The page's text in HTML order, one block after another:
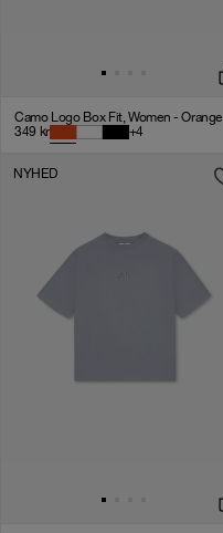
Camo Logo Box Fit, Women - Orange
349 kr +4
NYHED